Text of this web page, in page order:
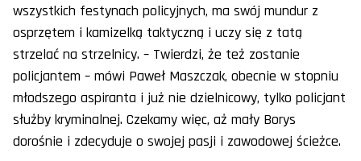
wszystkich festynach policyjnych, ma swój mundur z
osprzętem i kamizelką taktyczną i uczy się z tatą
strzelać na strzelnicy. – Twierdzi, że też zostanie
policjantem – mówi Paweł Maszczak, obecnie w stopniu
młodszego aspiranta i już nie dzielnicowy, tylko policjant
służby kryminalnej. Czekamy więc, aż mały Borys
dorośnie i zdecyduje o swojej pasji i zawodowej ścieżce.